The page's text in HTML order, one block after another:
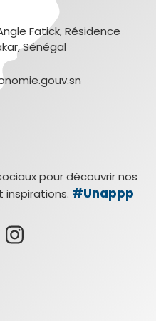
Fatick, Résidence
Sénégal
pour découvrir nos
inspirations. #Unappp